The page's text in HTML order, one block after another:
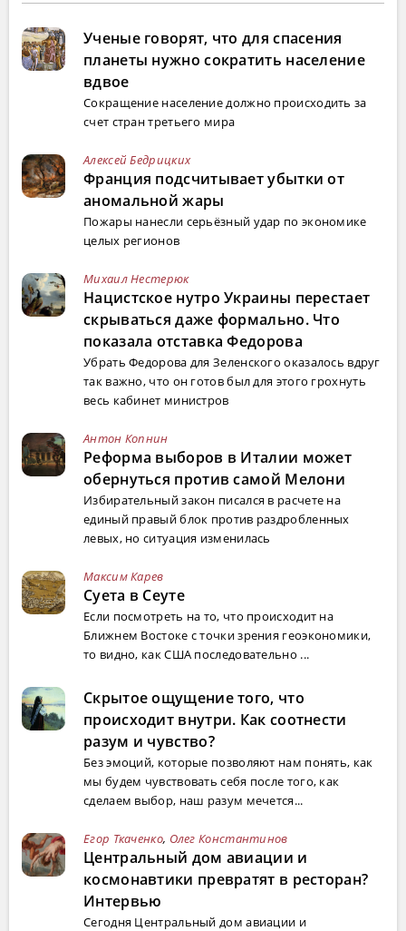
Ученые говорят, что для спасения
планеты нужно сократить население
вдвое
Сокращение население должно происходить за
счет стран третьего мира
Алексей Бедрицких
Франция подсчитывает убытки от
аномальной жары
Пожары нанесли серьёзный удар по экономике
целых регионов
Михаил Нестерюк
Нацистское нутро Украины перестает
скрываться даже формально. Что
показала отставка Федорова
Убрать Федорова для Зеленского оказалось вдруг
так важно, что он готов был для этого грохнуть
весь кабинет министров
Антон Копнин
Реформа выборов в Италии может
обернуться против самой Мелони
Избирательный закон писался в расчете на
единый правый блок против раздробленных
левых, но ситуация изменилась
Максим Карев
Суета в Сеуте
Если посмотреть на то, что происходит на
Ближнем Востоке с точки зрения геоэкономики,
то видно, как США последовательно ...
Скрытое ощущение того, что
происходит внутри. Как соотнести
разум и чувство?
Без эмоций, которые позволяют нам понять, как
мы будем чувствовать себя после того, как
сделаем выбор, наш разум мечется...
Егор Ткаченко, Олег Константинов
Центральный дом авиации и
космонавтики превратят в ресторан?
Интервью
Сегодня Центральный дом авиации и